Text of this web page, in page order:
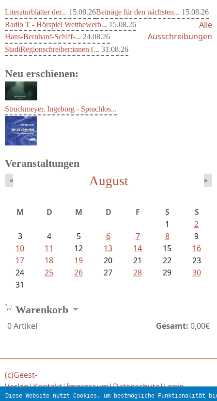
Literaturblätter der... 15.08.26Beiträge für den nächsten... 15.08.26
Radio T - Hörspiel Wettbewerb... 15.08.26
Hans-Bernhard-Schiff-... 24.08.26
StadtRegionschreiber:innen (... 31.08.26
Alle
Ausschreibungen
Neu erschienen:
Goetze, Christina - Ade, du schöne...
Struckmeyer, Ingeborg - Sprachlos...
Veranstaltungen
August
« »
M D M D F S
S
1
2
3
4 5 6 7 8
9
10
11 12 13 14 15
16
17
18 19 20 21 22
23
24
25 26 27 28 29
30
31
Warenkorb
0Artikel Gesamt: 0,00€
(c)Geest-
Verlag|Kontakt|Impressum|Datenschutz|Login
Diese Website nutzt Cookies, um bestmögliche Funktionalität